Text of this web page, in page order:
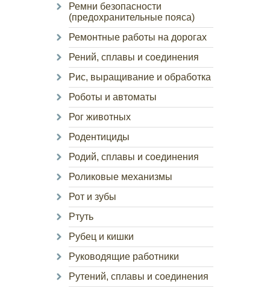
Ремни безопасности
(предохранительные пояса)
Ремонтные работы на дорогах
Рений, сплавы и соединения
Рис, выращивание и обработка
Роботы и автоматы
Рог животных
Родентициды
Родий, сплавы и соединения
Роликовые механизмы
Рот и зубы
Ртуть
Рубец и кишки
Руководящие работники
Рутений, сплавы и соединения